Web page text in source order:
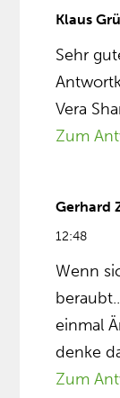
Klaus
Sehr
Vera
Zum
Gerhard
12:48
Wenn
einmal
denke
Zum